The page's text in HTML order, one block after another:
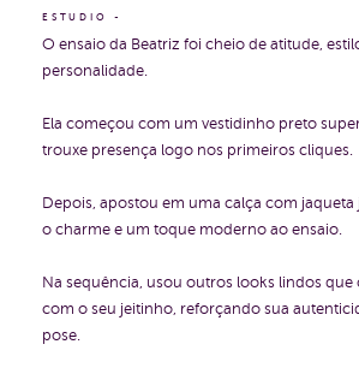
ESTUDIO
O ensaio da Beatriz foi cheio de atitude,
personalidade.
Ela começou com um vestidinho preto
trouxe presença logo nos primeiros cliques.
Depois, apostou em uma calça com
o charme e um toque moderno ao ensaio.
Na sequência, usou outros looks lindos
com o seu jeitinho, reforçando sua
pose.